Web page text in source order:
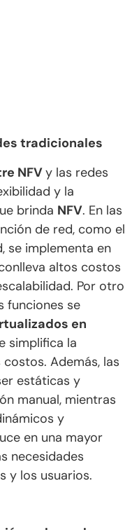
tradicionales
NFVy las redes
y la
brinda NFV. En las
de red, como el
se implementa en
altos costos
Por otro
funciones se
en
simplifica la
Además, las
estáticas y
manual, mientras
y
en una mayor
necesidades
y los usuarios.